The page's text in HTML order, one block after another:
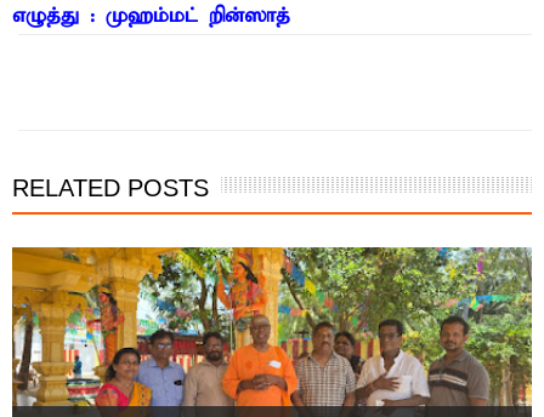
எழுத்து : முஹம்மட் றின்ஸாத்
RELATED POSTS